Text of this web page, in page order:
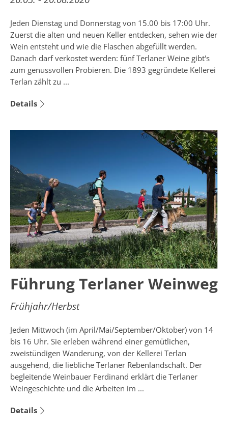
Jeden Dienstag und Donnerstag von 15.00 bis 17:00 Uhr.
Zuerst die alten und neuen Keller entdecken, sehen wie der
Wein entsteht und wie die Flaschen abgefüllt werden.
Danach darf verkostet werden: fünf Terlaner Weine gibt's
zum genussvollen Probieren. Die 1893 gegründete Kellerei
Terlan zählt zu ...
Details
Führung Terlaner Weinweg
Frühjahr/Herbst
Jeden Mittwoch (im April/Mai/September/Oktober) von 14
bis 16 Uhr. Sie erleben während einer gemütlichen,
zweistündigen Wanderung, von der Kellerei Terlan
ausgehend, die liebliche Terlaner Rebenlandschaft. Der
begleitende Weinbauer Ferdinand erklärt die Terlaner
Weingeschichte und die Arbeiten im ...
Details